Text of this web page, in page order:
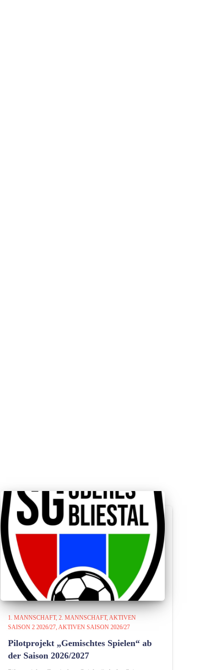
1. MANNSCHAFT 2. MANNSCHAFT AKTIVEN
SAISON 2 2026/27 AKTIVEN SAISON 2026/27
Pilotprojekt „Gemischtes Spielen“ ab
der Saison 2026/2027